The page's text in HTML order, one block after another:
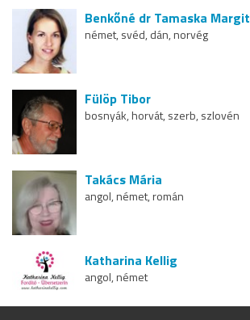
Benkőné dr Tamaska Margit
német, svéd, dán, norvég
Fülöp Tibor
bosnyák, horvát, szerb, szlovén
Takács Mária
angol, német, román
Katharina Kellig
angol, német